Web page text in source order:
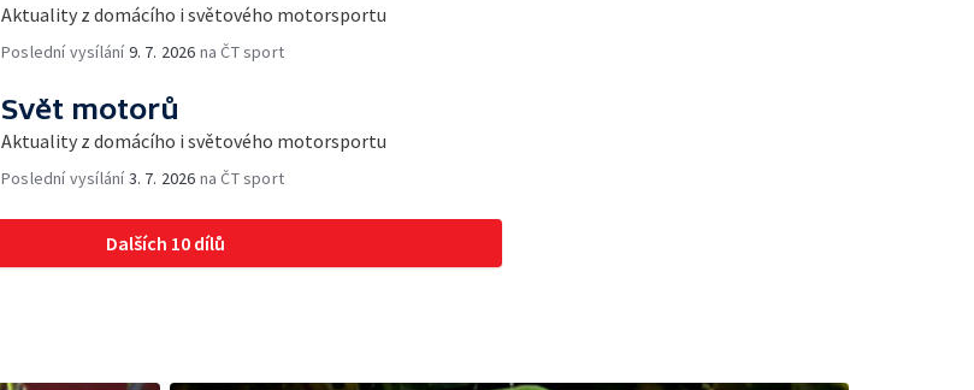
Aktuality z domácího i světového motorsportu
Poslední vysílání9. 7. 2026 na ČT sport
Svět motorů
Aktuality z domácího i světového motorsportu
Poslední vysílání3. 7. 2026 na ČT sport
Dalších 10 dílů